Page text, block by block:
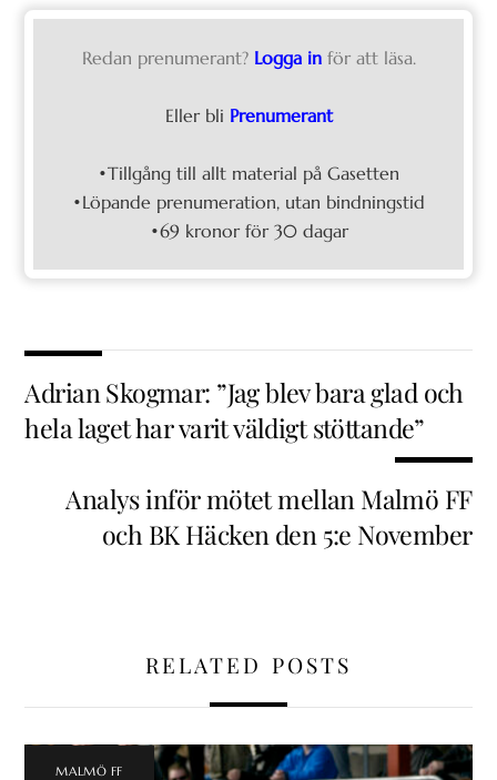
Redan prenumerant? Logga in för att läsa.
Eller bli Prenumerant
•Tillgång till allt material på Gasetten
•Löpande prenumeration, utan bindningstid
•69 kronor för 30 dagar
Adrian Skogmar: ”Jag blev bara glad och
hela laget har varit väldigt stöttande”
Analys inför mötet mellan Malmö FF
och BK Häcken den 5:e November
RELATED POSTS
MALMÖ FF